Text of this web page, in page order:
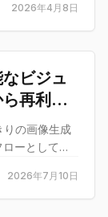
2026年4月8日
ビジュ
再利用
の画像生成
ーとして使
2026年7月10日